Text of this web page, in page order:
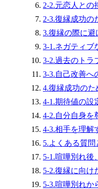
2-2.元恋人との
2-3.復縁成功の
3.復縁の際に避
3-1.ネガティブ
3-2.過去のトラ
3-3.自己改善へ
4.復縁成功のた
4-1.期待値の設
4-2.自分自身を
4-3.相手を理解
5.よくある質問
5-1.喧嘩別れ後
5-2.復縁に向け
5-3.喧嘩別れか